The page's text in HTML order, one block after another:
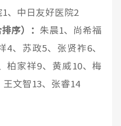
、中日友好医院2
序）： 朱晨1、尚希福
4、苏政5、张贤祚6、
柏家祥9、黄威10、梅
王文智13、张睿14